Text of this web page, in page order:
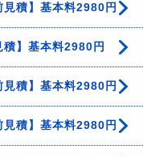
見積】基本料2980円
】基本料2980円
積】基本料2980円
積】基本料2980円